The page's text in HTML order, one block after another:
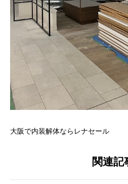
大阪で内装解体ならレナセール
関連記